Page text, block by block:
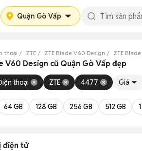
Quận Gò Vấp
thoại ZTE ZTE Blade V60 Design ZTE
V60 Design cũ Quận Gò Vấp đẹp
thoại ZTE 4477 Giá
64 GB 128 GB 256 GB 512 GB
điện tử